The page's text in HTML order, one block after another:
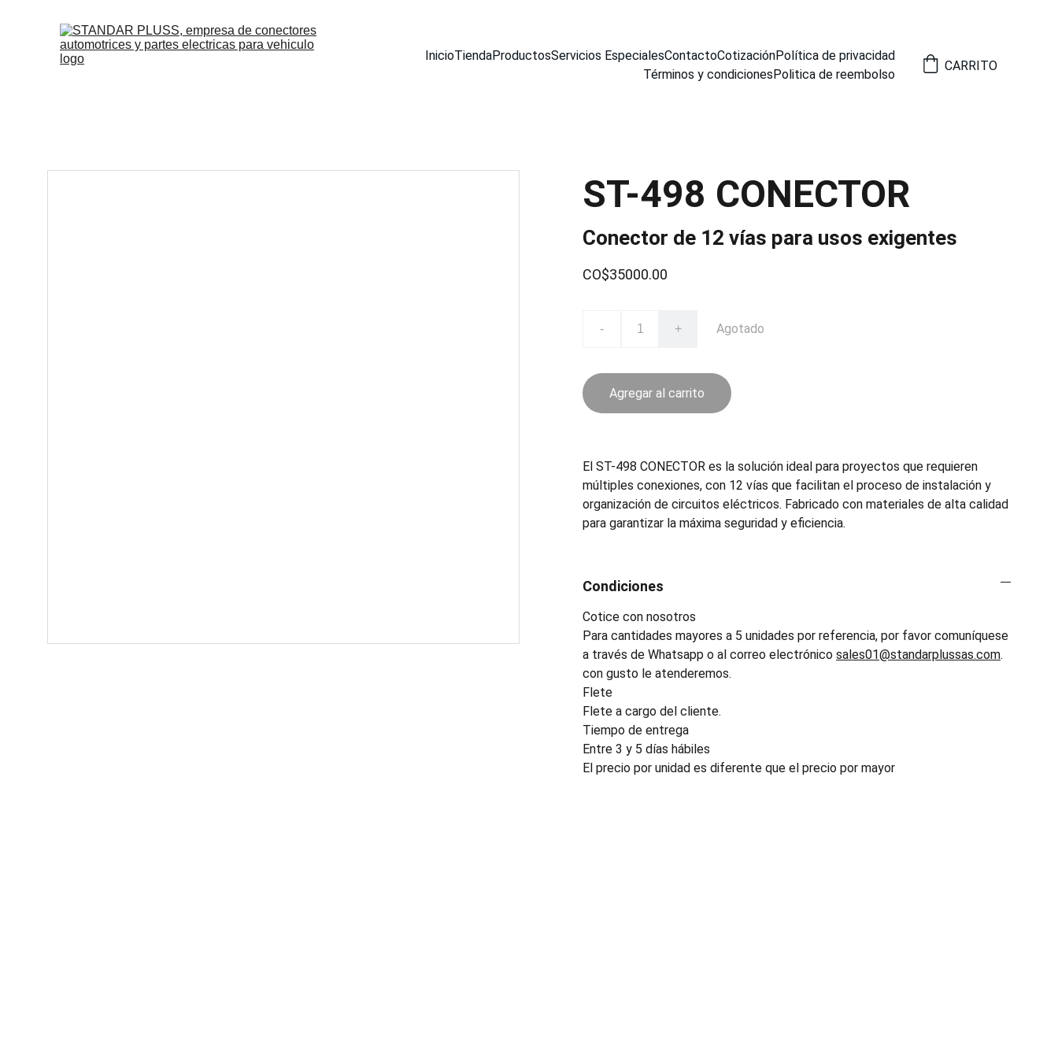
InicioTiendaProductosServicios EspecialesContactoCotizaciónPolítica de privacidad
Términos y condicionesPolitica de reembolso
CARRITO
ST-498 CONECTOR
Conector de 12 vías para usos exigentes
CO$35000.00
- + Agotado
Agregar al carrito
El ST-498 CONECTOR es la solución ideal para proyectos que requieren
múltiples conexiones, con 12 vías que facilitan el proceso de instalación y
organización de circuitos eléctricos. Fabricado con materiales de alta calidad
para garantizar la máxima seguridad y eficiencia.
Condiciones
Cotice con nosotros
Para cantidades mayores a 5 unidades por referencia, por favor comuníquese
a través de Whatsapp o al correo electrónico sales01@standarplussas.com.
con gusto le atenderemos.
Flete
Flete a cargo del cliente.
Tiempo de entrega
Entre 3 y 5 días hábiles
El precio por unidad es diferente que el precio por mayor